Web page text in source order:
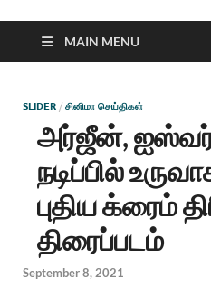
MAIN MENU
SLIDER / சினிமா செய்திகள்
அர்ஜீன்,
நடிப்பில்
புதிய க்ரைம்
திரைப்படம்
September 8, 2021